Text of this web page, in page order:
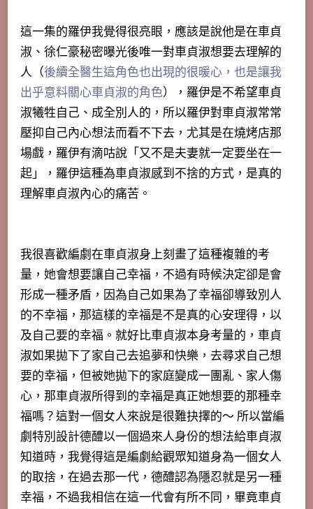
這一集的羅伊我覺得很亮眼，應該是說他是在車貞
淑、徐仁豪秘密曝光後唯一對車貞淑想要去理解的
人（後續全醫生這角色也出現的很暖心，也是讓我
出乎意料關心車貞淑的角色），羅伊是不希望車貞
淑犧牲自己、成全別人的，所以羅伊對車貞淑常常
壓抑自己內心想法而看不下去，尤其是在燒烤店那
場戲，羅伊有滴咕說「又不是夫妻就一定要坐在一
起」，羅伊這種為車貞淑感到不捨的方式，是真的
理解車貞淑內心的痛苦。
我很喜歡編劇在車貞淑身上刻畫了這種複雜的考
量，她會想要讓自己幸福，不過有時候決定卻是會
形成一種矛盾，因為自己如果為了幸福卻導致別人
的不幸福，那這樣的幸福是不是真的心安理得，以
及自己要的幸福。就好比車貞淑本身考量的，車貞
淑如果拋下了家自己去追夢和快樂，去尋求自己想
要的幸福，但被她拋下的家庭變成一團亂、家人傷
心，那車貞淑所得到的幸福是真正她想要的那種幸
福嗎？這對一個女人來說是很難抉擇的～ 所以當編
劇特別設計德醴以一個過來人身份的想法給車貞淑
知道時，我覺得這是編劇給觀眾知道身為一個女人
的取捨，在過去那一代，德醴認為隱忍就是另一種
幸福，不過我相信在這一代會有所不同，畢竟車貞